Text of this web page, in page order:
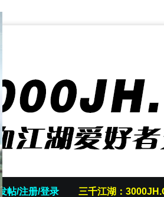
发帖/注册/登录 三千江湖：